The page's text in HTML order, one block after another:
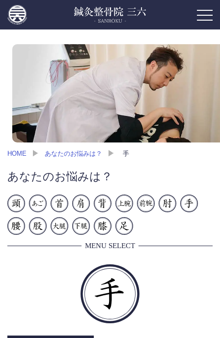
HOME あなたのお悩みは？ 手
あなたのお悩みは？
MENU SELECT